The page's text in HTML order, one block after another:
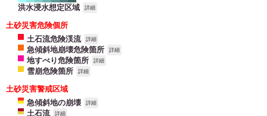
洪水浸水想定区域 詳細
土砂災害危険個所
土石流危険渓流
詳細
急傾斜地崩壊危険箇所 詳細
地すべり危険箇所 詳細
雪崩危険箇所 詳細
土砂災害警戒区域
急傾斜地の崩壊
詳細
土石流 詳細